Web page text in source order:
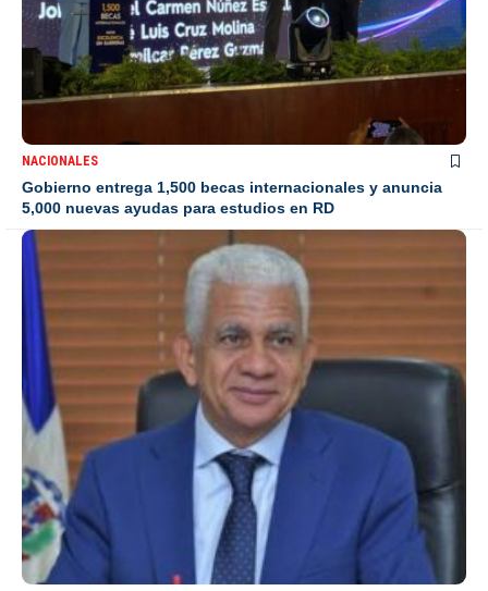
NACIONALES
Gobierno entrega 1,500 becas internacionales y anuncia
5,000 nuevas ayudas para estudios en RD